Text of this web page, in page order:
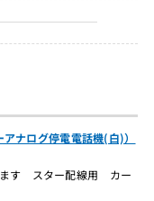
ナログ停電電話機(白)）
ます スター配線用 カー